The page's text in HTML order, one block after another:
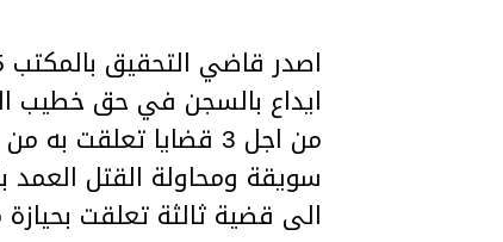
ايداع بالسجن في حق خطيب
من اجل 3 قضايا
سويقة ومحاولة القتل
الى قضية ثالثة تعلقت بحيازة